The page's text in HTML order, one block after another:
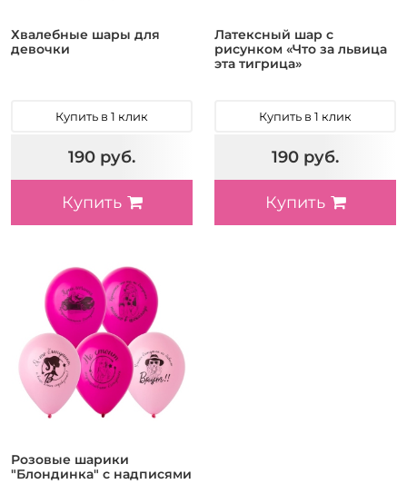
Хвалебные шары для
девочки
Купить в 1 клик
190 руб.
Купить
Латексный шар с
рисунком «Что за львица
эта тигрица»
Купить в 1 клик
190 руб.
Купить
Розовые шарики
"Блондинка" с надписями